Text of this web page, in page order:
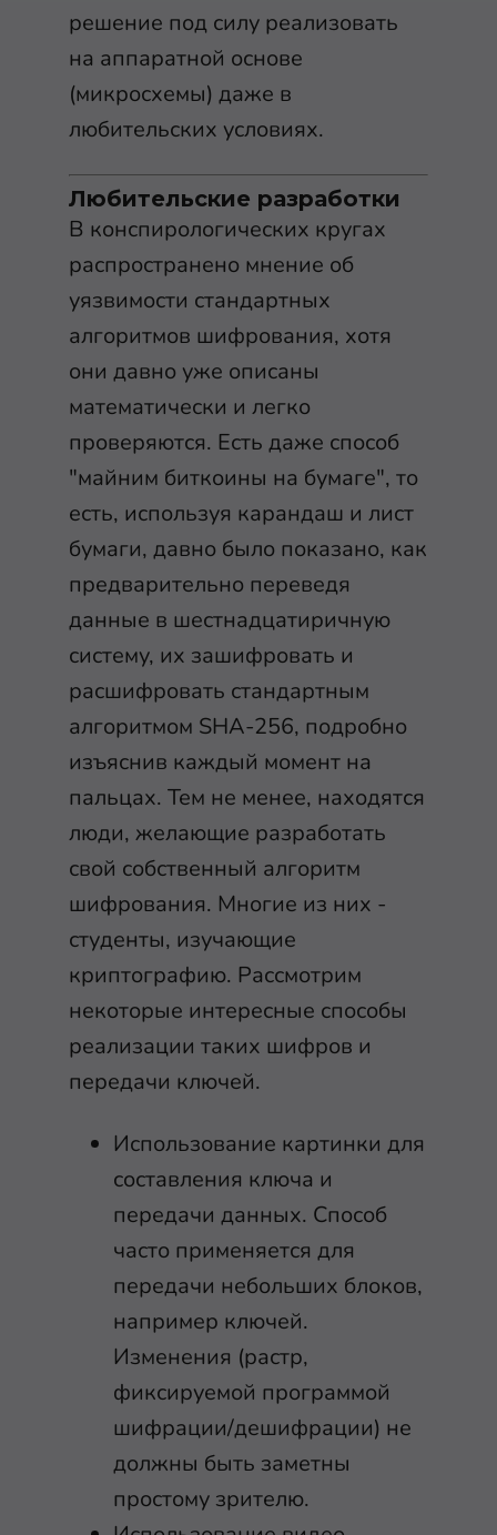
решение под силу реализовать
на аппаратной основе
(микросхемы) даже в
любительских условиях.
Любительские разработки
В конспирологических кругах
распространено мнение об
уязвимости стандартных
алгоритмов шифрования, хотя
они давно уже описаны
математически и легко
проверяются. Есть даже способ
"майним биткоины на бумаге", то
есть, используя карандаш и лист
бумаги, давно было показано, как
предварительно переведя
данные в шестнадцатиричную
систему, их зашифровать и
расшифровать стандартным
алгоритмом SHA-256, подробно
изъяснив каждый момент на
пальцах. Тем не менее, находятся
люди, желающие разработать
свой собственный алгоритм
шифрования. Многие из них -
студенты, изучающие
криптографию. Рассмотрим
некоторые интересные способы
реализации таких шифров и
передачи ключей.
Использование картинки для
составления ключа и
передачи данных. Способ
часто применяется для
передачи небольших блоков,
например ключей.
Изменения (растр,
фиксируемой программой
шифрации/дешифрации) не
должны быть заметны
простому зрителю.